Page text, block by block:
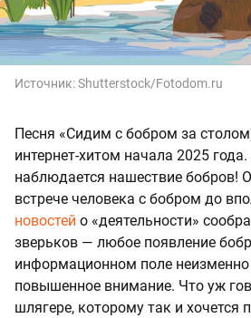
Источник:Shutterstock/Fotodom.ru
Песня «Сидим с бобром за
интернет-хитом начала 2025
наблюдается нашествие бобров!
встрече человека с бобром до
новостей о «деятельности»
зверьков — любое появление
информационном поле неизменно
повышенное внимание. Что уж
шлягере, которому так и хочется